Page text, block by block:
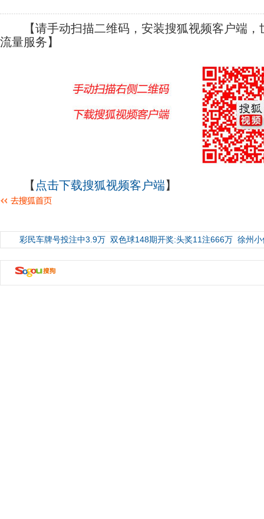
【请手动扫描二维码，安装搜狐视频客户端，
流量服务】
【 点击下载搜狐视频客户端】
彩民车牌号投注中3.9万 双色球148期开奖:头奖11注666万 徐州